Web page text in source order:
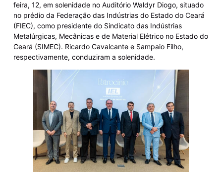
feira, 12, em solenidade no Auditório Waldyr Diogo, situado
no prédio da Federação das Indústrias do Estado do Ceará
(FIEC), como presidente do Sindicato das Indústrias
Metalúrgicas, Mecânicas e de Material Elétrico no Estado do
Ceará (SIMEC). Ricardo Cavalcante e Sampaio Filho,
respectivamente, conduziram a solenidade.